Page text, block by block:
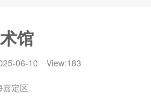
馆
06-10 View:183
嘉定区